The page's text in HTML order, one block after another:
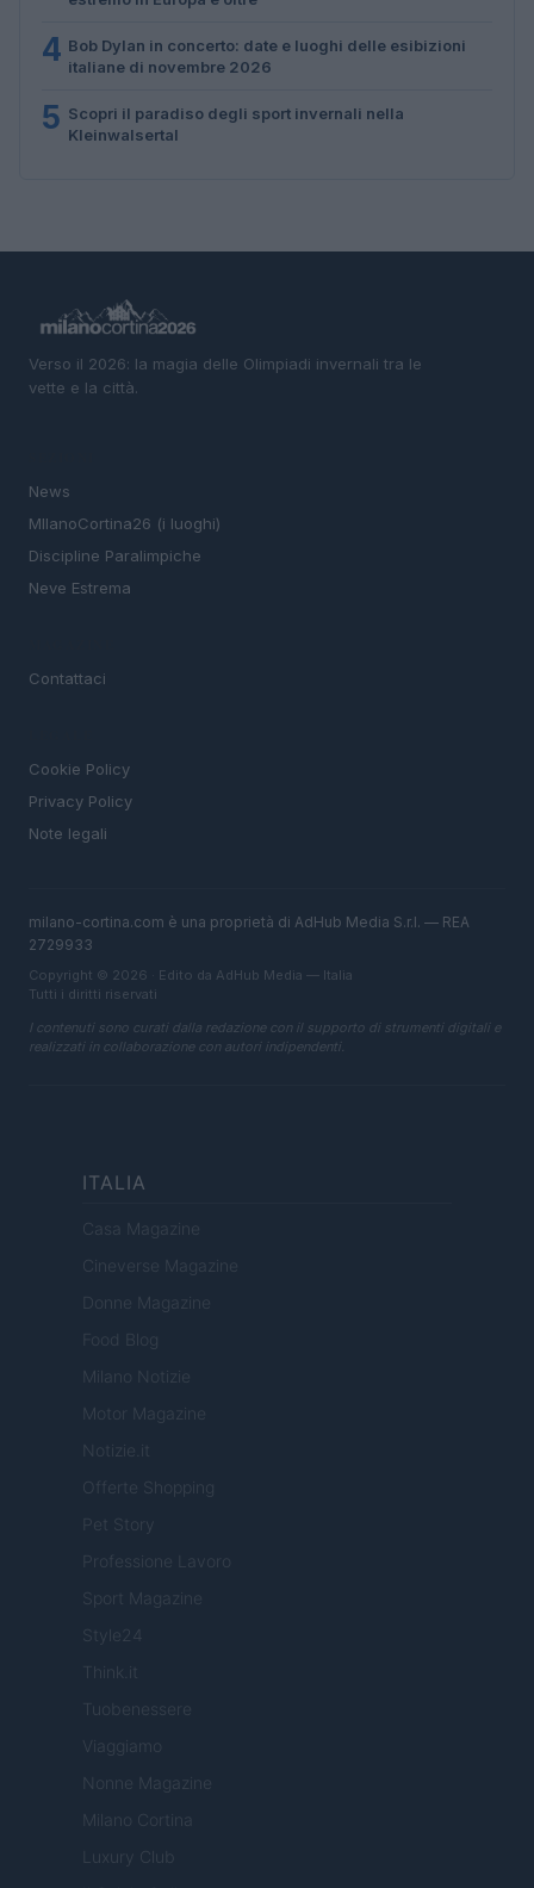
4 Bob Dylan in concerto: date e luoghi delle esibizioni
italiane di novembre 2026
5 Scopri il paradiso degli sport invernali nella
Kleinwalsertal
Verso il 2026: la magia delle Olimpiadi invernali tra le
vette e la città.
News
MIlanoCortina26 (i luoghi)
Discipline Paralimpiche
Neve Estrema
Contattaci
Cookie Policy
Privacy Policy
Note legali
milano-cortina.com è una proprietà di AdHub Media S.r.l. — REA
2729933
Copyright © 2026 · Edito da AdHub Media — Italia
Tutti i diritti riservati
I contenuti sono curati dalla redazione con il supporto di strumenti digitali e
realizzati in collaborazione con autori indipendenti.
ITALIA
Casa Magazine
Cineverse Magazine
Donne Magazine
Food Blog
Milano Notizie
Motor Magazine
Notizie.it
Offerte Shopping
Pet Story
Professione Lavoro
Sport Magazine
Style24
Think.it
Tuobenessere
Viaggiamo
Nonne Magazine
Milano Cortina
Luxury Club